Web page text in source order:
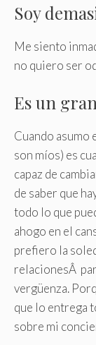
Soy
Me siento
no quiero ser
Es un
Cuando asumo
son míos) es
capaz de
de saber que
todo lo que
ahogo en el
prefiero la
relacionesÂ
vergüenza.
que lo entrega
sobre mi